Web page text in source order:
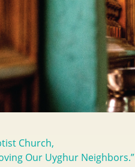
Church,
Our Uyghur Neighbors.”